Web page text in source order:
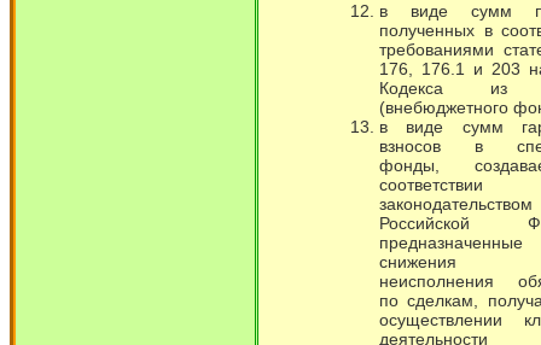
в виде сумм
полученных в
требованиями
176, 176.1 и 203
Кодекса из
(внебюджетного
в виде сумм
взносов в
фонды,
законодательством
Российской
снижения
неисполнения
по сделкам,
осуществлении